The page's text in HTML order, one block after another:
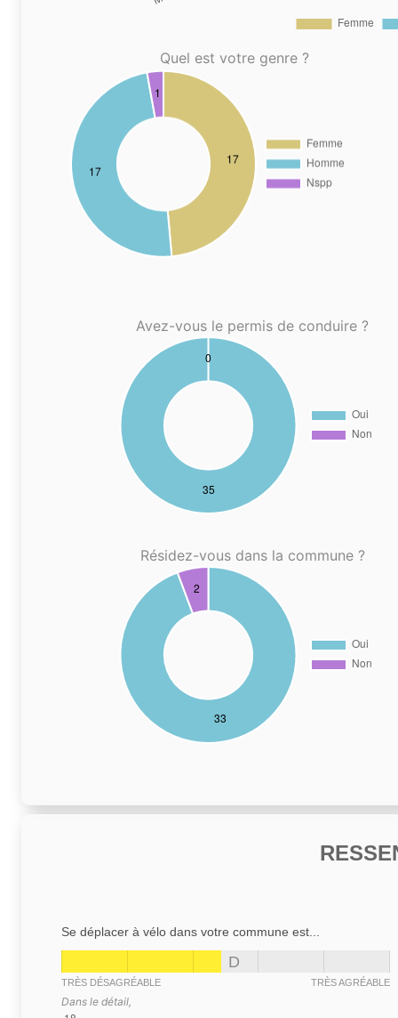
Quel est votre genre ?
Avez-vous le permis de conduire ?
Résidez-vous dans la commune ?
Se déplacer à vélo dans votre commune est...
D
TRÈS DÉSAGRÉABLE TRÈS AGRÉABLE
Dans le détail,